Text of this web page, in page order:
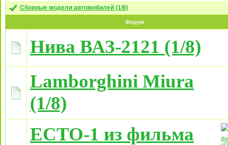
Сборные модели автомобилей (1/8)
Форум
Нива ВАЗ-2121 (1/8)
Lamborghini Miura
(1/8)
ECTO-1 из фильма